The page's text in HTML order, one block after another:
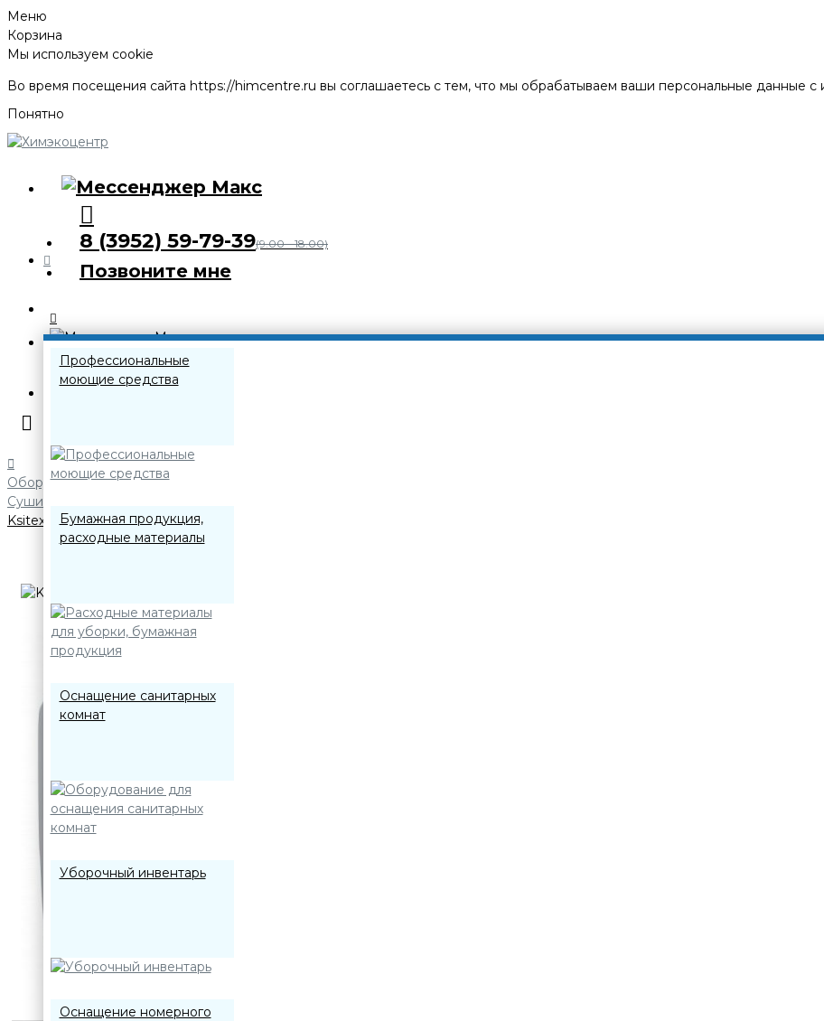
Меню
Корзина
Мы используем cookie
Во время посещения сайта https://himcentre.ru вы соглашаетесь с тем, что мы обрабатываем ваши персональные данные с
Понятно
8 (3952) 59-79-39(9.00 - 18.00)
Позвоните мне
Профессиональные
моющие средства
Бумажная продукция,
расходные материалы
Оснащение санитарных
комнат
Уборочный инвентарь
Оснащение номерного
8 (3952) 59-79-39
Оборудование для оснащения санитарных комнат
Сушилки для рук
Ksitex M-2500ACN